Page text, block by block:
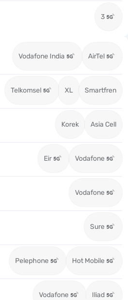
3
Vodafone India AirTel
Telkomsel XL Smartfren
Korek Asia Cell
Eir Vodafone
Vodafone
Sure
Pelephone Hot Mobile
Vodafone Iliad